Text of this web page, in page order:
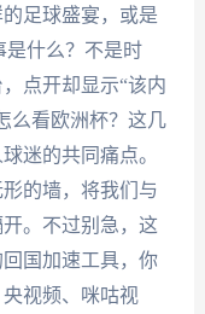
足球盛宴，或是
什么？不是时
点开却显示“该内
么看欧洲杯？这几
迷的共同痛点。
的墙，将我们与
。不过别急，这
国加速工具，你
视频、咪咕视